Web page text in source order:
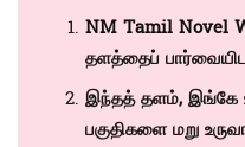
NM Tamil Novel
தளத்தைப்
இந்தத் தளம், இங்கே
பகுதிகளை மறு